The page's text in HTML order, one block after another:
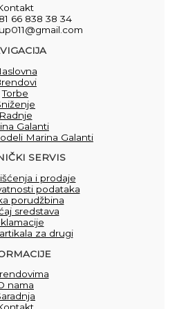
66 838 38 34
Torbe
Radnje
Galanti
Marina Galanti
SERVIS
i prodaje
podataka
porudžbina
sredstava
za drugi
nama